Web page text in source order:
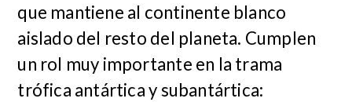
que mantiene al continente blanco
aislado del resto del planeta. Cumplen
un rol muy importante en la trama
trófica antártica y subantártica: